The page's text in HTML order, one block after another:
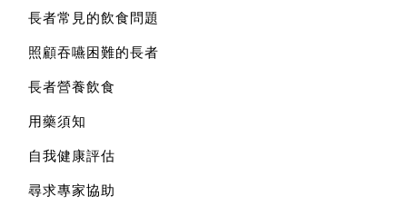
長者常見的飲食問題
照顧吞嚥困難的長者
長者營養飲食
用藥須知
自我健康評估
尋求專家協助